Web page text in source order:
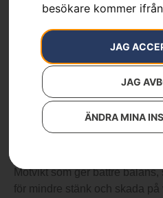
besökare kommer
JAG
JAG
ÄNDRA MINA
Artikelnummer: 967100901
Varumärken
7 990kr
TF 225
Motvikt som ger bättre
för mindre stänk och skada